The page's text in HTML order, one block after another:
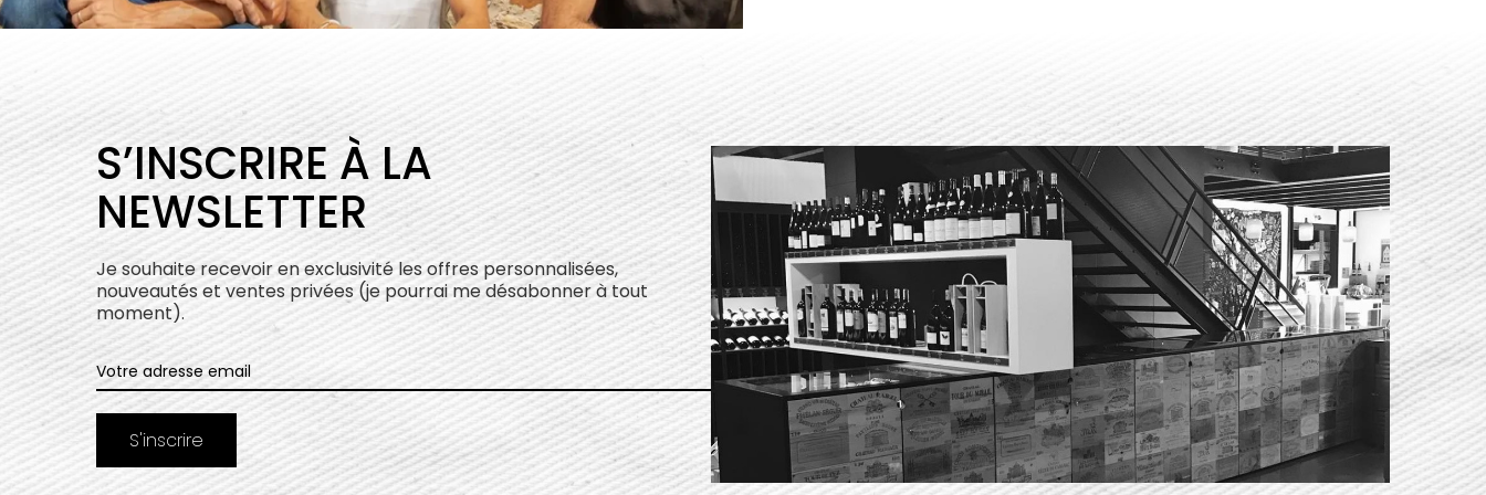
S’INSCRIRE À LA
NEWSLETTER
Je souhaite recevoir en exclusivité les offres personnalisées,
nouveautés et ventes privées (je pourrai me désabonner à tout
moment).